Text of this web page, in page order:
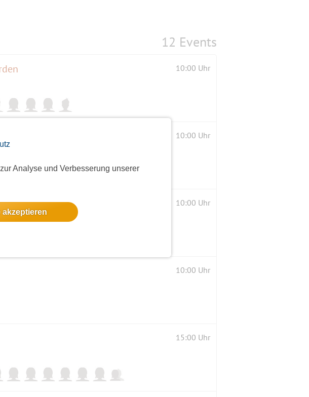
Analyse und Verbesserung unserer
akzeptieren
12 Events
10:00 Uhr
Düppel 10:00 Uhr
10:00 Uhr
10:00 Uhr
15:00 Uhr